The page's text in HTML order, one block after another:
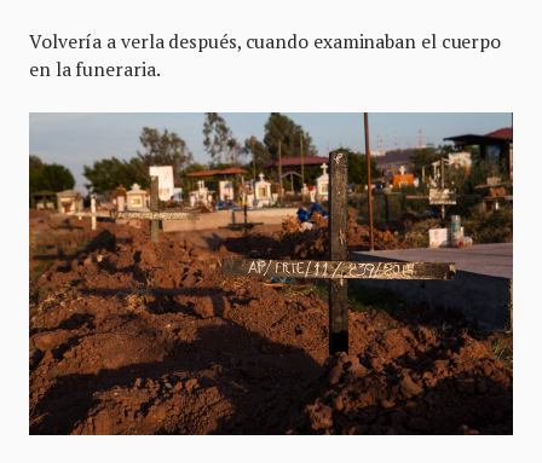
Volvería a verla después, cuando examinaban el cuerpo
en la funeraria.